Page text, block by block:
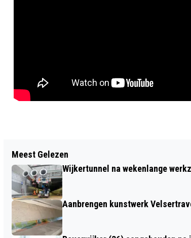
PINHOLE, POLAROID EN HALF-
KLEINBEELD… SOMS WINT
HET VAN DIGITAAL
Meest Gelezen
Wijkertunnel na wekenlange
Aanbrengen kunstwerk